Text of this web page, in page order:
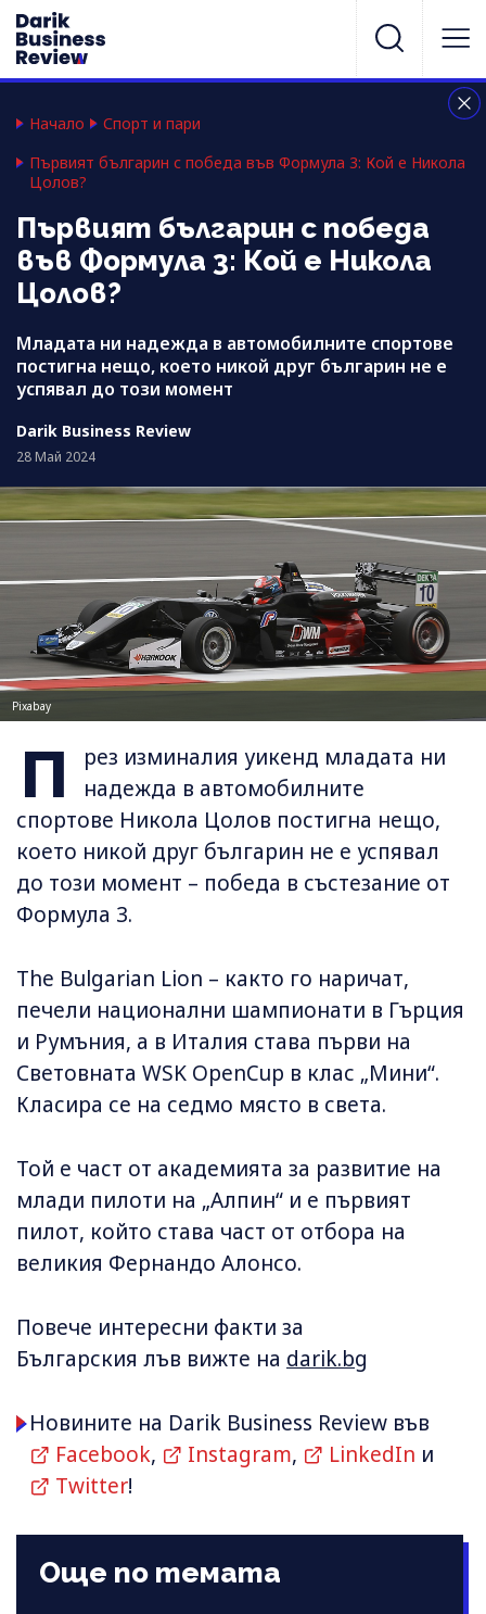
Начало
Спорт и пари
Първият българин с победа във Формула 3: Кой е Никола
Цолов?
Първият българин с победа
във Формула 3: Кой е Никола
Цолов?
Младата ни надежда в автомобилните спортове
постигна нещо, което никой друг българин не е
успявал до този момент
Darik Business Review
28 Май 2024
Pixabay
П
рез изминалия уикенд младата ни
надежда в автомобилните
спортове Никола Цолов постигна нещо,
което никой друг българин не е успявал
до този момент – победа в състезание от
Формула 3.
The Bulgarian Lion – кaкто го наричат,
печели национални шампионати в Гърция
и Румъния, а в Италия става първи на
Световната WSK OpenCup в клас „Мини“.
Класира се на седмо място в света.
Той е част от академията за развитие на
млади пилоти на „Алпин“ и е първият
пилот, който става част от отбора на
великия Фернандо Алонсо.
Повече интересни факти за
Българския лъв вижте на darik.bg
Новините на Darik Business Review във
Facebook, Instagram, LinkedIn и
Twitter!
Още по темата